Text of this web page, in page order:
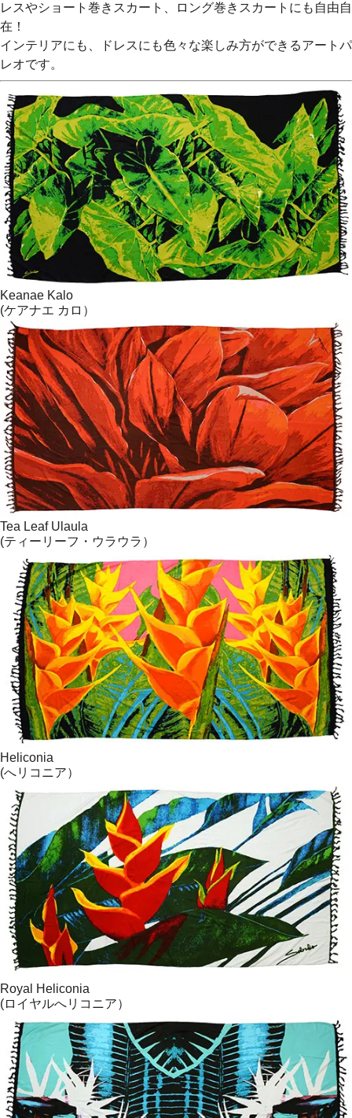
レスやショート巻きスカート、ロング巻きスカートにも自由自
在！
インテリアにも、ドレスにも色々な楽しみ方ができるアートパ
レオです。
Keanae Kalo
(ケアナエ カロ）
Tea Leaf Ulaula
(ティーリーフ・ウラウラ）
Heliconia
(へリコニア）
Royal Heliconia
(ロイヤルへリコニア）